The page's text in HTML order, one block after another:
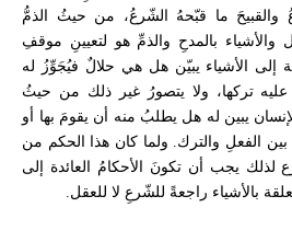
ما قبّحهُ الشّرعُ، من حيثُ الذمُّ
والأشياء بالمدحِ والذمِّ هو لتعيينِ موقفِ
إلى الأشياء يبيّن هل هي حلالٌ فيُجَوِّزُ له
تركها، ولا يتصورُ غير ذلك من حيثُ
يبين له هل يطلبُ منه أن يقومَ بها أو
الفعلِ والترك. ولما كان هذا الحكم من
لذلك يجب أن تكونَ الأحكامُ العائدة إلى
بالأشياء راجعةً للشّرعِ لا للعقل.